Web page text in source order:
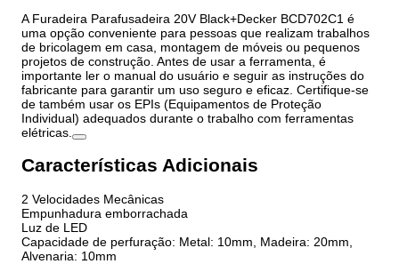
A Furadeira Parafusadeira 20V Black+Decker BCD702C1 é
uma opção conveniente para pessoas que realizam trabalhos
de bricolagem em casa, montagem de móveis ou pequenos
projetos de construção. Antes de usar a ferramenta, é
importante ler o manual do usuário e seguir as instruções do
fabricante para garantir um uso seguro e eficaz. Certifique-se
de também usar os EPIs (Equipamentos de Proteção
Individual) adequados durante o trabalho com ferramentas
elétricas.
Características Adicionais
2 Velocidades Mecânicas
Empunhadura emborrachada
Luz de LED
Capacidade de perfuração: Metal: 10mm, Madeira: 20mm,
Alvenaria: 10mm